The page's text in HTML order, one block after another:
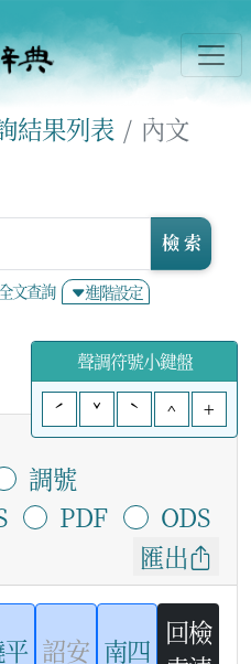
結果列表 內文
文查詢 進階設定
檢 索
聲調符號小鍵盤
ˊ
ˇ ˋ ^ +
調號
PDF
ODS
匯出
詔安 南四
回檢